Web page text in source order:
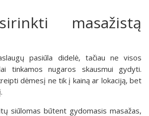
masažistą
pasiūla didelė, tačiau ne visos
tinkamos nugaros skausmui gydyti.
dėmesį ne tik į kainą ar lokaciją, bet
siūlomas būtent gydomasis masažas,